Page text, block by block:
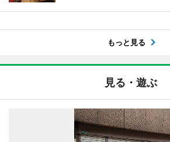
もっと見る
見る・遊ぶ